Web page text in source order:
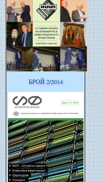
БРОЙ 2/2014